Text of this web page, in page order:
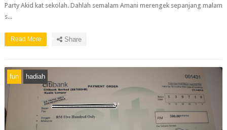
Party Akid kat sekolah. Dahlah semalam Amani merengek sepanjang malam
s...
Read More Share
fun hadiah